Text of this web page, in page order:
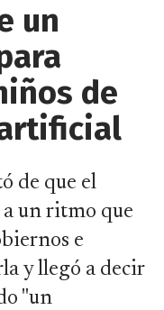
un
de
de que el
a un ritmo que
e
y llegó a decir
"un